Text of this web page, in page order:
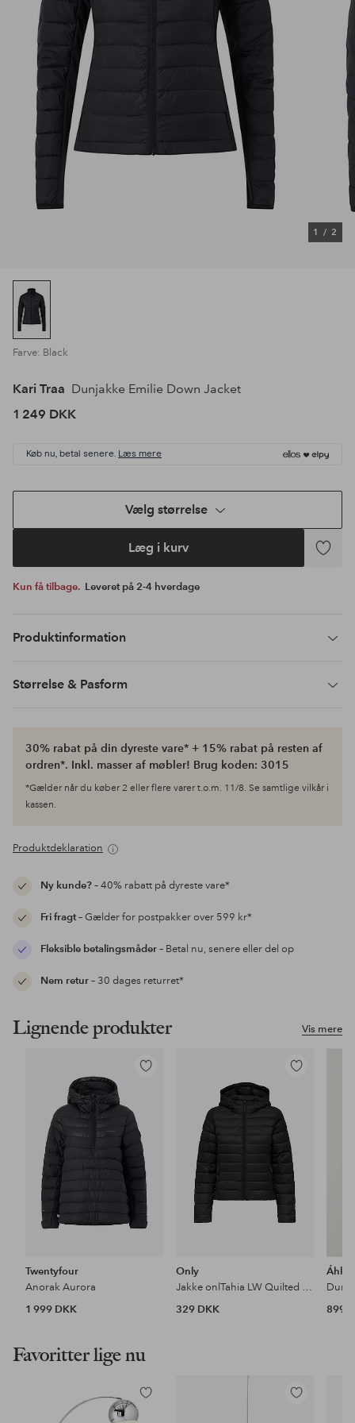
1 / 2
Farve: Black
Kari Traa Dunjakke Emilie Down Jacket
1 249 DKK
Køb nu, betal senere. Læs mere
Vælg størrelse
Læg i kurv
Tilføj
Kun få tilbage. Leveret på 2-4 hverdage
Produktinformation
Størrelse & Pasform
30% rabat på din dyreste vare* + 15% rabat på resten af
ordren*. Inkl. masser af møbler! Brug koden: 3015
*Gælder når du køber 2 eller flere varer t.o.m. 11/8. Se samtlige vilkår i
kassen.
Produktdeklaration
Ny kunde?– 40% rabatt på dyreste vare*
Fri fragt– Gælder for postpakker over 599 kr*
Fleksible betalingsmåder– Betal nu, senere eller del op
Nem retur– 30 dages returret*
Vis mere
Lignende produkter
Tilføj
Twentyfour
Anorak Aurora
1 999 DKK
Tilføj
Only
Jakke onlTahia LW Quilted Hood Jacket
329 DKK
899
Favoritter lige nu
Tilføj
til
Tilføj